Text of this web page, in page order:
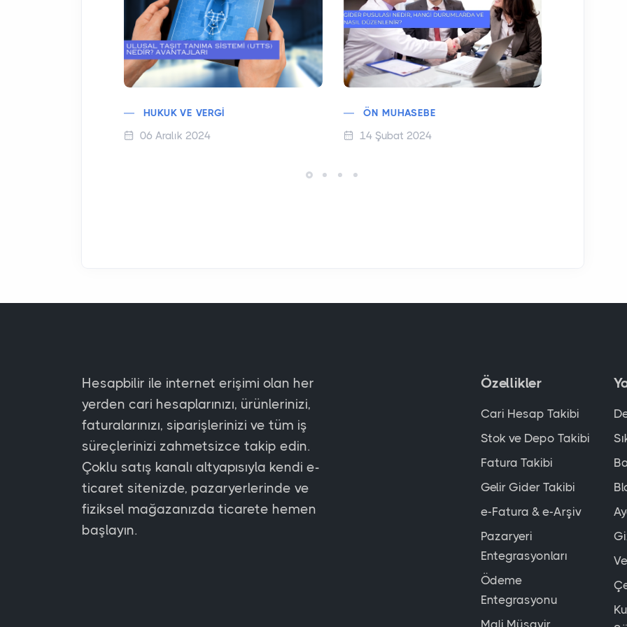
HUKUK VE VERGI
06 Aralık 2024
ÖN MUHASEBE
14 Şubat 2024
Hesapbilir ile internet erişimi olan her
yerden cari hesaplarınızı, ürünlerinizi,
faturalarınızı, siparişlerinizi ve tüm iş
süreçlerinizi zahmetsizce takip edin.
Çoklu satış kanalı altyapısıyla kendi e-
ticaret sitenizde, pazaryerlerinde ve
fiziksel mağazanızda ticarete hemen
başlayın.
Özellikler
Cari Hesap Takibi
Stok ve Depo Takibi
Fatura Takibi
Gelir Gider Takibi
e-Fatura & e-Arşiv
Pazaryeri
Entegrasyonları
Ödeme
Entegrasyonu